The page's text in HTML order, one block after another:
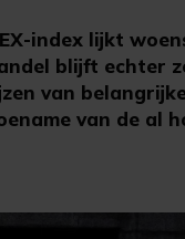
index lijkt
blijft echter
van
van de al